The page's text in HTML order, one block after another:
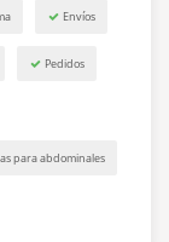
Envíos
Pedidos
para abdominales